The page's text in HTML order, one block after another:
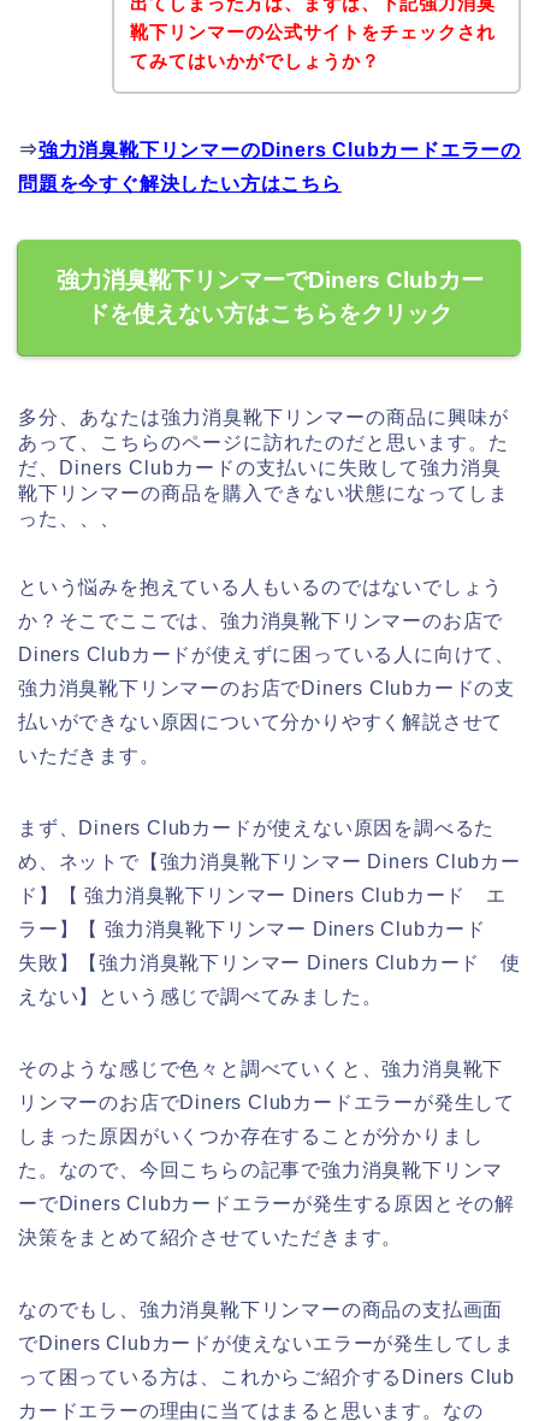
靴下リンマーの公式サイトをチェックされ
てみてはいかがでしょうか？
⇒強力消臭靴下リンマーのDiners Clubカードエラーの
問題を今すぐ解決したい方はこちら
強力消臭靴下リンマーでDiners Clubカー
ドを使えない方はこちらをクリック
多分、あなたは強力消臭靴下リンマーの商品に興味が
あって、こちらのページに訪れたのだと思います。た
だ、Diners Clubカードの支払いに失敗して強力消臭
靴下リンマーの商品を購入できない状態になってしま
った、、、
という悩みを抱えている人もいるのではないでしょう
か？そこでここでは、強力消臭靴下リンマーのお店で
Diners Clubカードが使えずに困っている人に向けて、
強力消臭靴下リンマーのお店でDiners Clubカードの支
払いができない原因について分かりやすく解説させて
いただきます。
まず、Diners Clubカードが使えない原因を調べるた
め、ネットで【強力消臭靴下リンマー Diners Clubカー
ド】【 強力消臭靴下リンマー Diners Clubカード エ
ラー】【 強力消臭靴下リンマー Diners Clubカード
失敗】【強力消臭靴下リンマー Diners Clubカード 使
えない】という感じで調べてみました。
そのような感じで色々と調べていくと、強力消臭靴下
リンマーのお店でDiners Clubカードエラーが発生して
しまった原因がいくつか存在することが分かりまし
た。なので、今回こちらの記事で強力消臭靴下リンマ
ーでDiners Clubカードエラーが発生する原因とその解
決策をまとめて紹介させていただきます。
なのでもし、強力消臭靴下リンマーの商品の支払画面
でDiners Clubカードが使えないエラーが発生してしま
って困っている方は、これからご紹介するDiners Club
カードエラーの理由に当てはまると思います。なの